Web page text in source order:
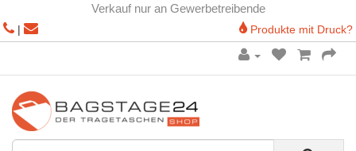
Verkauf nur an Gewerbetreibende
| Produkte mit Druck?